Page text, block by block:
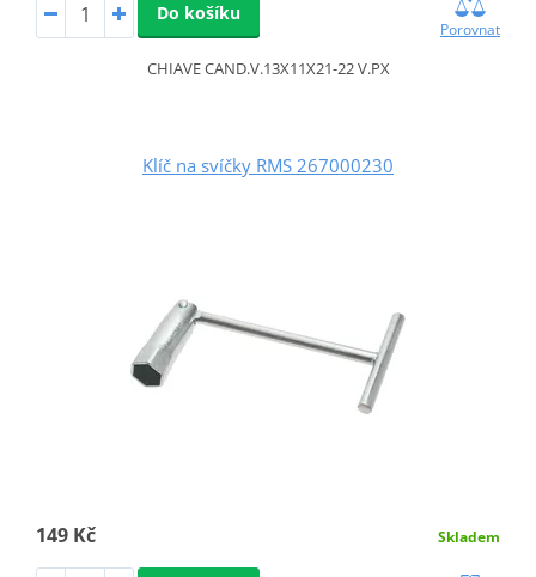
Do košíku
Porovnat
CHIAVE CAND.V.13X11X21-22 V.PX
Klíč na svíčky RMS 267000230
149 Kč Skladem